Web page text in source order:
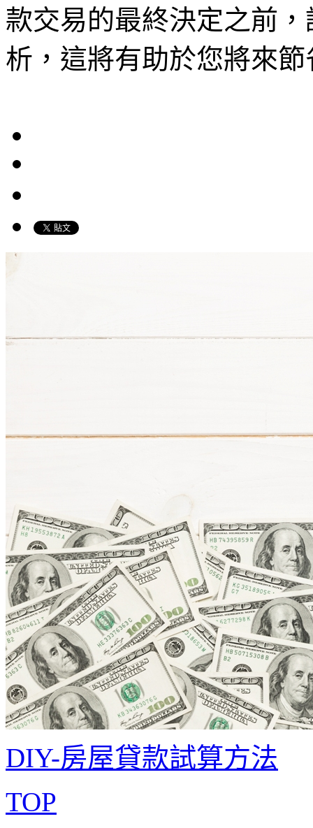
款交易的最終決定之前
析，這將有助於您將來
DIY-房屋貸款試算方法
TOP